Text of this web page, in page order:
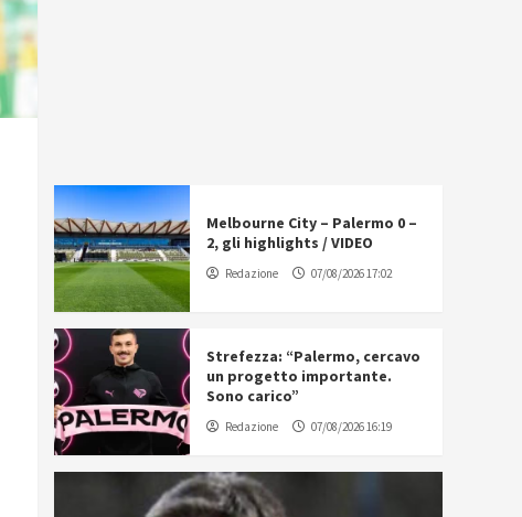
Melbourne City – Palermo 0 –
2, gli highlights / VIDEO
Redazione 07/08/2026 17:02
Strefezza: “Palermo, cercavo
un progetto importante.
Sono carico”
Redazione 07/08/2026 16:19